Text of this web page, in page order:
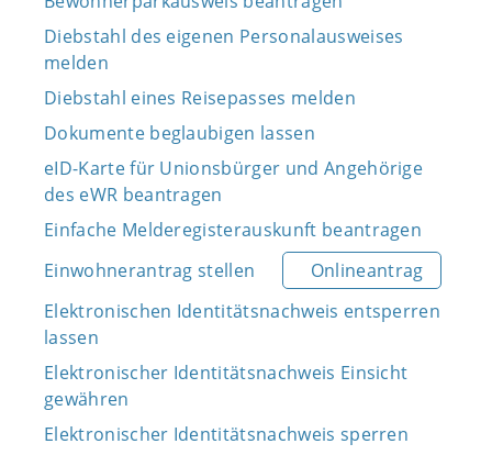
Diebstahl des eigenen Personalausweises
melden
Diebstahl eines Reisepasses melden
Dokumente beglaubigen lassen
eID-Karte für Unionsbürger und Angehörige
des eWR beantragen
Einfache Melderegisterauskunft beantragen
Einwohnerantrag stellen
Onlineantrag
Elektronischen Identitätsnachweis entsperren
lassen
Elektronischer Identitätsnachweis Einsicht
gewähren
Elektronischer Identitätsnachweis sperren